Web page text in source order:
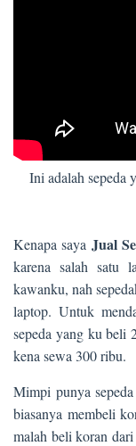
Ini adalah sepeda
Kenapa saya Jual
karena salah satu
kawanku, nah
laptop. Untuk
sepeda yang ku beli
kena sewa 300 ribu.
Mimpi punya
biasanya membeli
malah beli koran